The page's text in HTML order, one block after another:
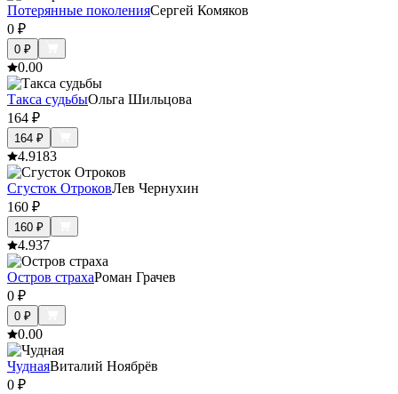
Потерянные поколенияСергей Комяков
0 ₽
0 ₽
0.00
Такса судьбыОльга Шильцова
164 ₽
164 ₽
4.9183
Сгусток ОтроковЛев Чернухин
160 ₽
160 ₽
4.937
Остров страхаРоман Грачев
0 ₽
0 ₽
0.00
ЧуднаяВиталий Ноябрёв
0 ₽